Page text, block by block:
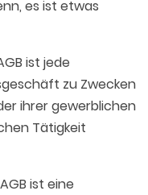
es ist etwas
ist jede
zu Zwecken
ihrer gewerblichen
Tätigkeit
ist eine